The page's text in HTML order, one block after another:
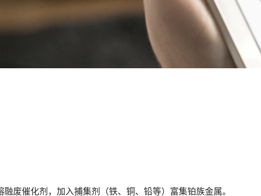
废催化剂，加入捕集剂（铁、铜、铅等）富集铂族金属。